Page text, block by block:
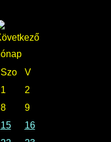
Szo
V
1
2
8
9
15
16